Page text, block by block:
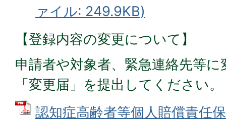
ァイル: 249.9KB)
【登録内容の変更について】
申請者や対象者、緊急連絡先等
「変更届」を提出してください。
認知症高齢者等個人賠償責任